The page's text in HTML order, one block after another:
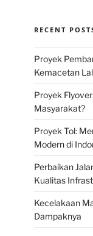
RECENT
Proyek
Kemacetan
Proyek
Masyarakat?
Proyek Tol:
Modern di
Perbaikan
Kualitas
Kecelakaan
Dampaknya